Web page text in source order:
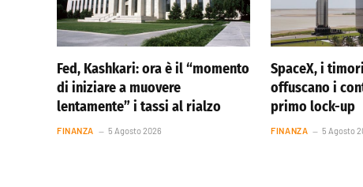
Fed, Kashkari: ora è il “momento
di iniziare a muovere
lentamente” i tassi al rialzo
FINANZA 5 Agosto 2026
SpaceX, i
offuscano i
primo lock-up
FINANZA 5 Agosto